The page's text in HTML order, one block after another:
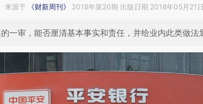
来源于 《财新周刊》 2018年第20期 出版日期 2018年05月21日
一审，能否厘清基本事实和责任，并给业内此类做法